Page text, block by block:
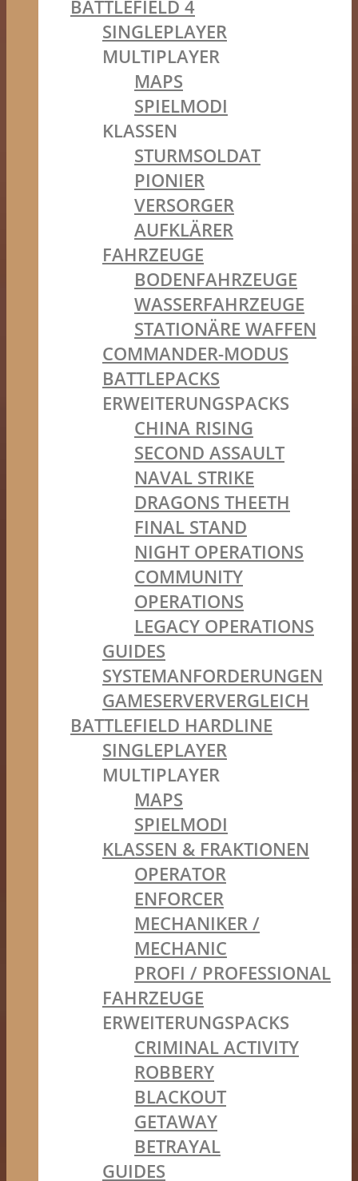
BATTLEFIELD 4
SINGLEPLAYER
MULTIPLAYER
MAPS
SPIELMODI
KLASSEN
STURMSOLDAT
PIONIER
VERSORGER
AUFKLÄRER
FAHRZEUGE
BODENFAHRZEUGE
WASSERFAHRZEUGE
STATIONÄRE WAFFEN
COMMANDER-MODUS
BATTLEPACKS
ERWEITERUNGSPACKS
CHINA RISING
SECOND ASSAULT
NAVAL STRIKE
DRAGONS THEETH
FINAL STAND
NIGHT OPERATIONS
COMMUNITY
OPERATIONS
LEGACY OPERATIONS
GUIDES
SYSTEMANFORDERUNGEN
GAMESERVERVERGLEICH
BATTLEFIELD HARDLINE
SINGLEPLAYER
MULTIPLAYER
MAPS
SPIELMODI
KLASSEN & FRAKTIONEN
OPERATOR
ENFORCER
MECHANIKER /
MECHANIC
PROFI / PROFESSIONAL
FAHRZEUGE
ERWEITERUNGSPACKS
CRIMINAL ACTIVITY
ROBBERY
BLACKOUT
GETAWAY
BETRAYAL
GUIDES